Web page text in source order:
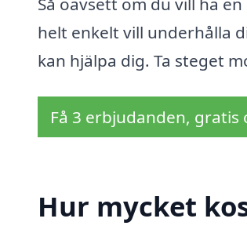
helt enkelt vill underhålla
kan hjälpa dig. Ta steget
Få 3 erbjudanden,
Hur mycket